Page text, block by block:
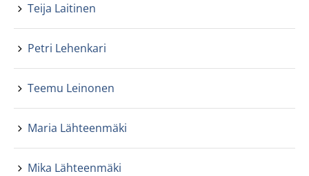
Teija Laitinen
Petri Lehenkari
Teemu Leinonen
Maria Lähteenmäki
Mika Lähteenmäki